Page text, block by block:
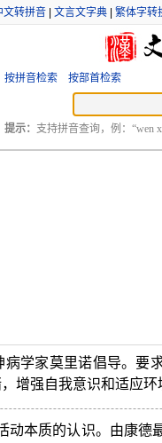
文转拼音 文言文字典 繁体字转
按拼音检索 按部首检索
提示： 支持拼音查询，例：“wen
学家莫里诺倡导。要
增强自我意识和适应
动本质的认识。由康德